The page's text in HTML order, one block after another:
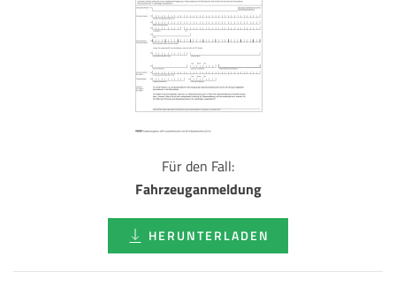
Für den Fall:
Fahrzeuganmeldung
HERUNTERLADEN